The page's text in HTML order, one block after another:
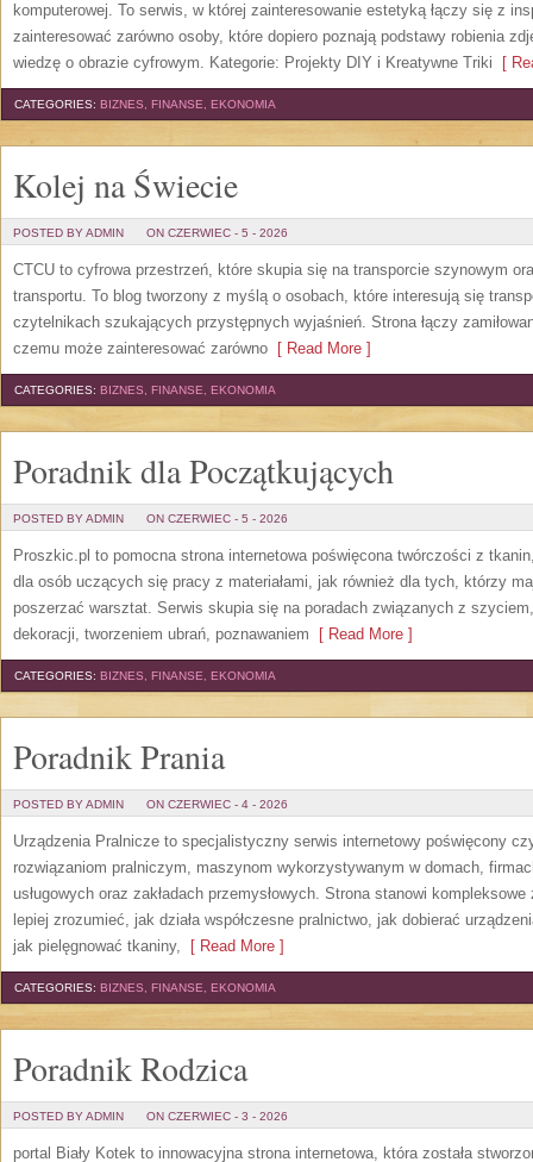
komputerowej. To serwis, w której zainteresowanie estetyką łączy się z
zainteresować zarówno osoby, które dopiero poznają podstawy robienia
wiedzę o obrazie cyfrowym. Kategorie: Projekty DIY i Kreatywne Triki [
CATEGORIES: BIZNES, FINANSE, EKONOMIA
Kolej na Świecie
POSTED BY ADMIN ON CZERWIEC - 5 - 2026
CTCU to cyfrowa przestrzeń, które skupia się na transporcie szynowym
transportu. To blog tworzony z myślą o osobach, które interesują się
czytelnikach szukających przystępnych wyjaśnień. Strona łączy
czemu może zainteresować zarówno [ Read More ]
CATEGORIES: BIZNES, FINANSE, EKONOMIA
Poradnik dla Początkujących
POSTED BY ADMIN ON CZERWIEC - 5 - 2026
Proszkic.pl to pomocna strona internetowa poświęcona twórczości z
dla osób uczących się pracy z materiałami, jak również dla tych, którzy
poszerzać warsztat. Serwis skupia się na poradach związanych z
dekoracji, tworzeniem ubrań, poznawaniem [ Read More ]
CATEGORIES: BIZNES, FINANSE, EKONOMIA
Poradnik Prania
POSTED BY ADMIN ON CZERWIEC - 4 - 2026
Urządzenia Pralnicze to specjalistyczny serwis internetowy poświęcony
rozwiązaniom pralniczym, maszynom wykorzystywanym w domach,
usługowych oraz zakładach przemysłowych. Strona stanowi
lepiej zrozumieć, jak działa współczesne pralnictwo, jak dobierać
jak pielęgnować tkaniny, [ Read More ]
CATEGORIES: BIZNES, FINANSE, EKONOMIA
Poradnik Rodzica
POSTED BY ADMIN ON CZERWIEC - 3 - 2026
portal Biały Kotek to innowacyjna strona internetowa, która została